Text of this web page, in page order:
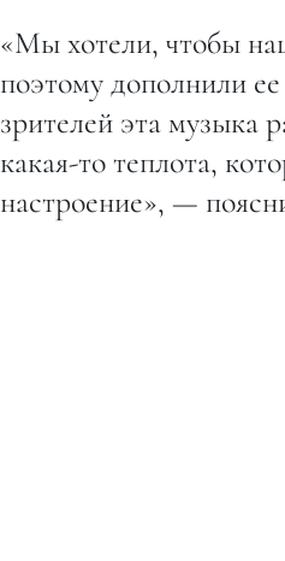
«Мы хотели, чтобы
поэтому дополнили
зрителей эта музыка
какая-то теплота,
настроение», —